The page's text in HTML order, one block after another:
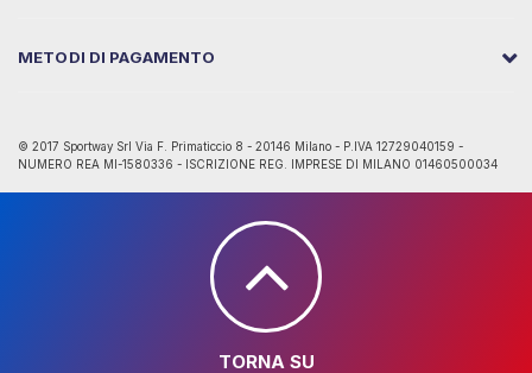
METODI DI PAGAMENTO
© 2017 Sportway Srl Via F. Primaticcio 8 - 20146 Milano - P.IVA 12729040159 -
NUMERO REA MI-1580336 - ISCRIZIONE REG. IMPRESE DI MILANO 01460500034
TORNA SU